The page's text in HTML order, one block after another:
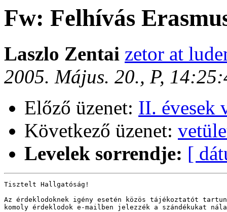
Fw: Felhívás
Laszlo Zentai zetor at
2005. Május. 20., P,
Előző üzenet: II. évesek
Következő üzenet:
Levelek sorrendje: [
Tisztelt Hallgatóság!
Az érdeklodoknek igény esetén közös tájékoztatót
komoly érdeklodok e-mailben jelezzék a szándékukat